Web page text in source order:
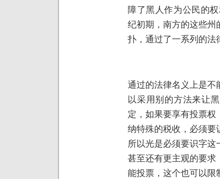
障了黑人作为公民的
纪初期，南方的这些州
扑，通过了一系列的法
通过的法律名义上是不
以采用别的方法来让
定，如果要享有投票
纳特殊的税收，必须要
所以光是必须要识字
甚至还有更主观的要求
能投票，这个也可以限